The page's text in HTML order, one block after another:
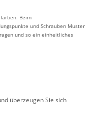
Beim
und Schrauben Muster
und so ein einheitliches
überzeugen Sie sich